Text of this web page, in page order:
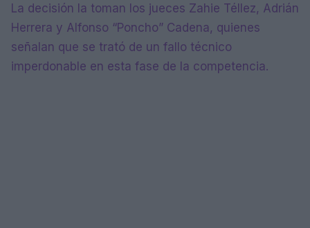
La decisión la toman los jueces Zahie Téllez, Adrián
Herrera y Alfonso “Poncho” Cadena, quienes
señalan que se trató de un fallo técnico
imperdonable en esta fase de la competencia.